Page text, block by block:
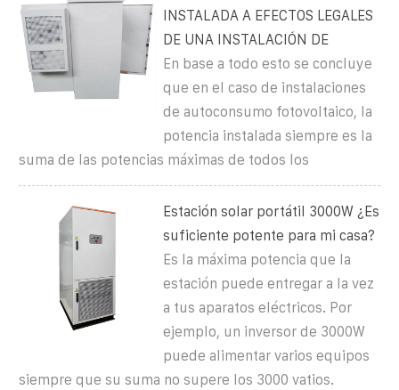
INSTALADA A EFECTOS LEGALES
DE UNA INSTALACIÓN DE
En base a todo esto se concluye
que en el caso de instalaciones
de autoconsumo fotovoltaico, la
potencia instalada siempre es la
suma de las potencias máximas de todos los
Estación solar portátil 3000W ¿Es
suficiente potente para mi casa?
Es la máxima potencia que la
estación puede entregar a la vez
a tus aparatos eléctricos. Por
ejemplo, un inversor de 3000W
puede alimentar varios equipos
siempre que su suma no supere los 3000 vatios.